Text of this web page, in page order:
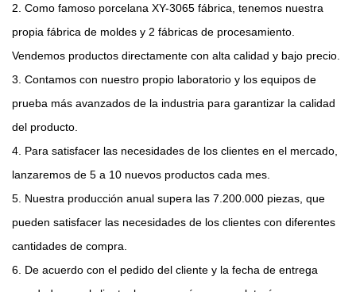
2. Como famoso porcelana XY-3065 fábrica , tenemos nuestra
propia fábrica de moldes y 2 fábricas de procesamiento.
Vendemos productos directamente con alta calidad y bajo precio.
3. Contamos con nuestro propio laboratorio y los equipos de
prueba más avanzados de la industria para garantizar la calidad
del producto.
4. Para satisfacer las necesidades de los clientes en el mercado,
lanzaremos de 5 a 10 nuevos productos cada mes.
5. Nuestra producción anual supera las 7.200.000 piezas, que
pueden satisfacer las necesidades de los clientes con diferentes
cantidades de compra.
6. De acuerdo con el pedido del cliente y la fecha de entrega